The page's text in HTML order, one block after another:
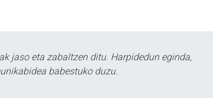
jaso eta zabaltzen ditu. Harpidedun eginda,
babestuko duzu.